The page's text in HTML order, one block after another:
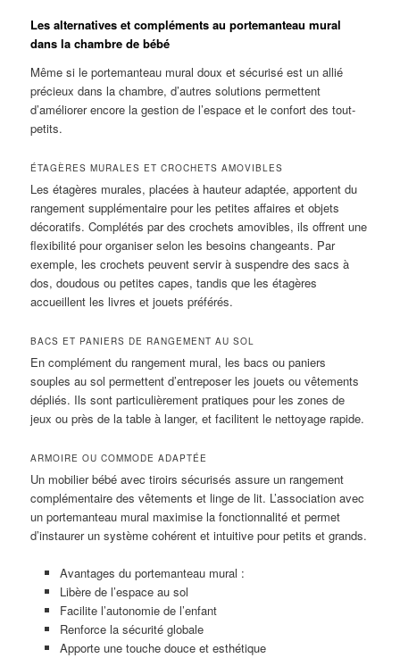
Les alternatives et compléments au portemanteau mural
dans la chambre de bébé
Même si le portemanteau mural doux et sécurisé est un allié
précieux dans la chambre, d’autres solutions permettent
d’améliorer encore la gestion de l’espace et le confort des tout-
petits.
ÉTAGÈRES MURALES ET CROCHETS AMOVIBLES
Les étagères murales, placées à hauteur adaptée, apportent du
rangement supplémentaire pour les petites affaires et objets
décoratifs. Complétés par des crochets amovibles, ils offrent une
flexibilité pour organiser selon les besoins changeants. Par
exemple, les crochets peuvent servir à suspendre des sacs à
dos, doudous ou petites capes, tandis que les étagères
accueillent les livres et jouets préférés.
BACS ET PANIERS DE RANGEMENT AU SOL
En complément du rangement mural, les bacs ou paniers
souples au sol permettent d’entreposer les jouets ou vêtements
dépliés. Ils sont particulièrement pratiques pour les zones de
jeux ou près de la table à langer, et facilitent le nettoyage rapide.
ARMOIRE OU COMMODE ADAPTÉE
Un mobilier bébé avec tiroirs sécurisés assure un rangement
complémentaire des vêtements et linge de lit. L’association avec
un portemanteau mural maximise la fonctionnalité et permet
d’instaurer un système cohérent et intuitive pour petits et grands.
Avantages du portemanteau mural :
Libère de l’espace au sol
Facilite l’autonomie de l’enfant
Renforce la sécurité globale
Apporte une touche douce et esthétique